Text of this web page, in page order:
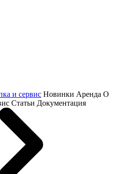
и сервис Новинки Аренда О
Статьи Документация